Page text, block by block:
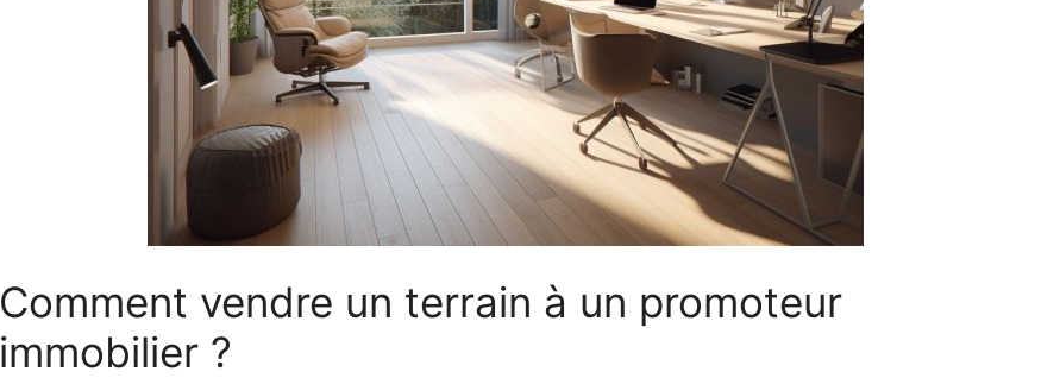
Comment vendre un terrain à un promoteur
immobilier ?